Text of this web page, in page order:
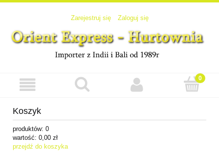
Zarejestruj się Zaloguj się
Koszyk
produktów: 0
wartość: 0,00 zł
przejdź do koszyka